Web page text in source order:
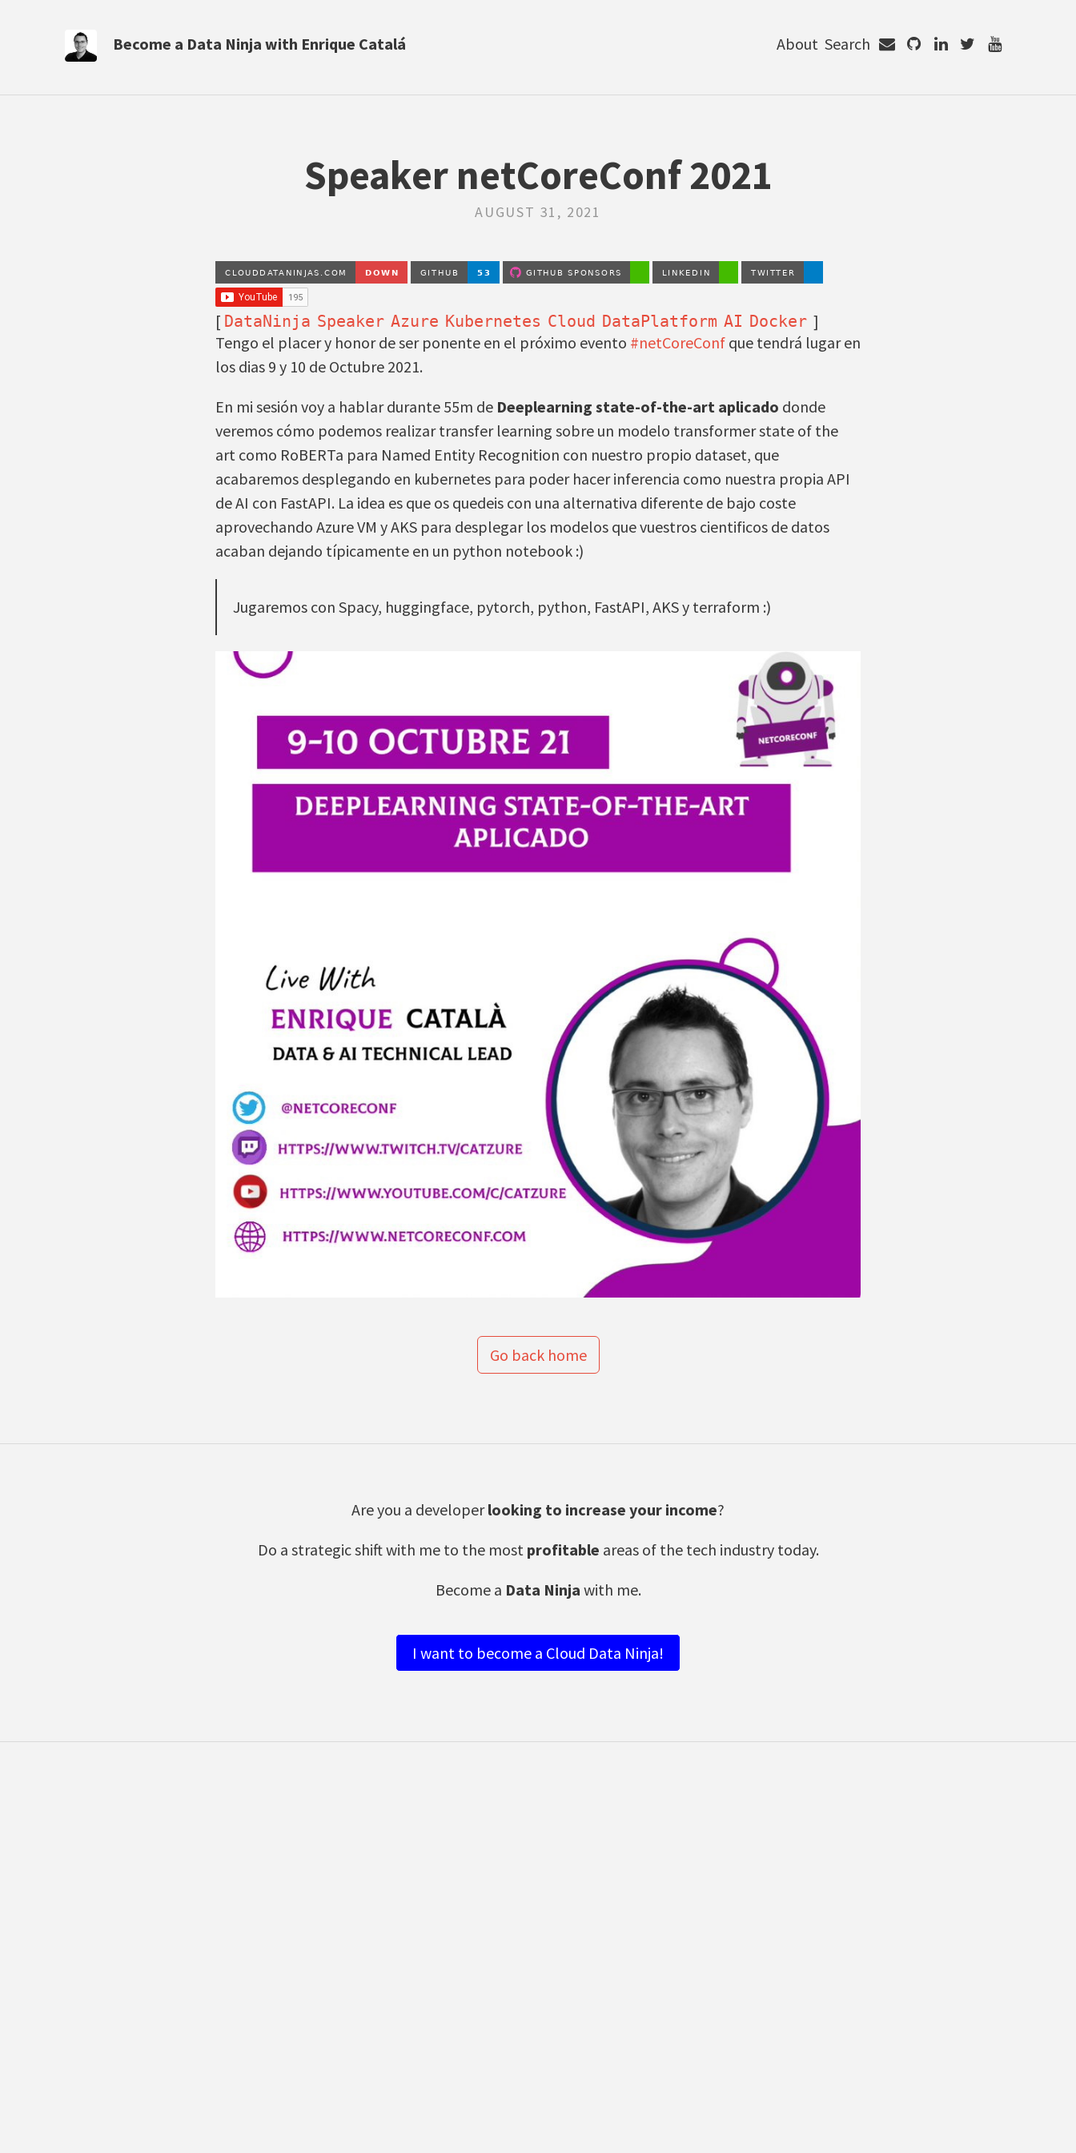
Become a Data Ninja with Enrique Catalá About Search
Speaker netCoreConf 2021
AUGUST 31, 2021
[ DataNinja Speaker Azure Kubernetes Cloud DataPlatform AI Docker ]
Tengo el placer y honor de ser ponente en el próximo evento #netCoreConfque tendrá lugar en
los dias 9 y 10 de Octubre 2021.
En mi sesión voy a hablar durante 55m de Deeplearning state-of-the-art aplicado donde
veremos cómo podemos realizar transfer learning sobre un modelo transformer state of the
art como RoBERTa para Named Entity Recognition con nuestro propio dataset, que
acabaremos desplegando en kubernetes para poder hacer inferencia como nuestra propia API
de AI con FastAPI. La idea es que os quedeis con una alternativa diferente de bajo coste
aprovechando Azure VM y AKS para desplegar los modelos que vuestros cientificos de datos
acaban dejando típicamente en un python notebook :)
Jugaremos con Spacy, huggingface, pytorch, python, FastAPI, AKS y terraform :)
Go back home
Are you a developerlooking to increase your income?
Do a strategic shift with me to the most profitable areas of the tech industry today.
Become a Data Ninja with me.
I want to become a Cloud Data Ninja!